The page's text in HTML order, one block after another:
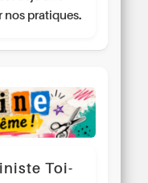
nos pratiques.
Toi-